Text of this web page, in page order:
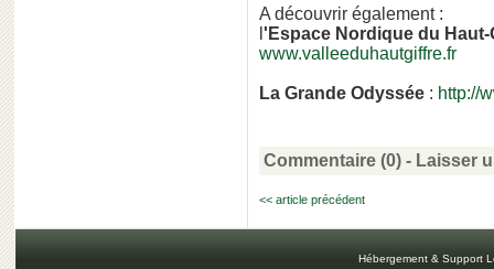
A découvrir également :
'Espace Nordique du Haut-
www.valleeduhautgiffre.fr
La Grande Odyssée : http://
Commentaire (0) - Laisser
<< article précédent
Hébergement & Support